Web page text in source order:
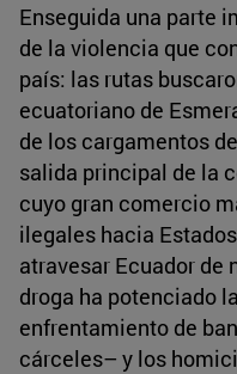
Enseguida una parte
de la violencia que
país: las rutas
ecuatoriano de
de los cargamentos
salida principal de la
cuyo gran comercio
ilegales hacia
atravesar Ecuador de
droga ha potenciado
enfrentamiento de
cárceles– y los